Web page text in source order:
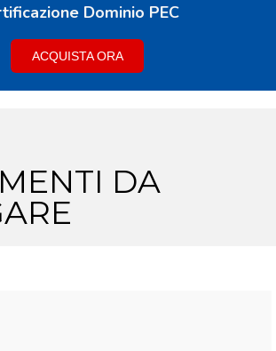
Dominio PEC
ACQUISTA ORA
DA